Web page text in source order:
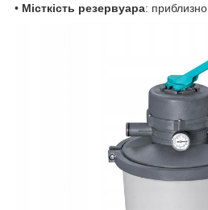
• Місткість резервуара: